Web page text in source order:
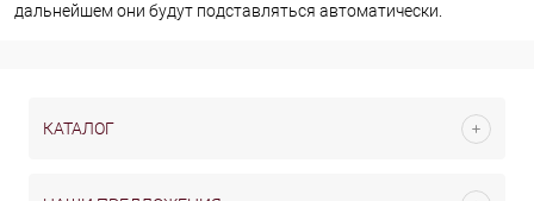
дальнейшем они будут подставляться автоматически.
КАТАЛОГ